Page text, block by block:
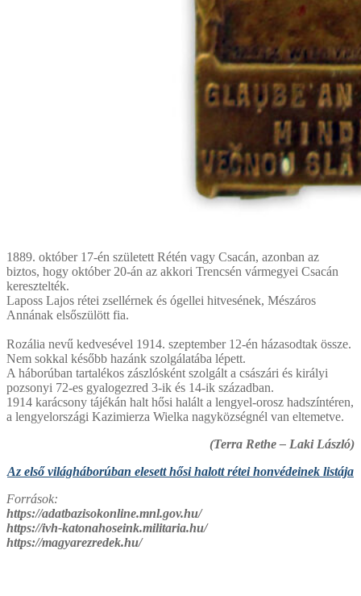
1889. október 17-én született Rétén vagy Csacán, azonban az
biztos, hogy október 20-án az akkori Trencsén vármegyei Csacán
keresztelték.
Laposs Lajos rétei zsellérnek és ógellei hitvesének, Mészáros
Annának elsőszülött fia.
Rozália nevű kedvesével 1914. szeptember 12-én házasodtak össze.
Nem sokkal később hazánk szolgálatába lépett.
A háborúban tartalékos zászlósként szolgált a császári és királyi
pozsonyi 72-es gyalogezred 3-ik és 14-ik században.
1914 karácsony tájékán halt hősi halált a lengyel-orosz hadszíntéren,
a lengyelországi Kazimierza Wielka nagyközségnél van eltemetve.
(Terra Rethe – Laki László)
Az első világháborúban elesett hősi halott rétei honvédeinek listája
Források:
https://adatbazisokonline.mnl.gov.hu/
https://ivh-katonahoseink.militaria.hu/
https://magyarezredek.hu/